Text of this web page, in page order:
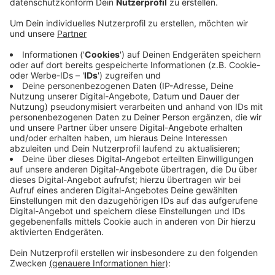
Veröffentlicht:Montag, 22.02.2021 15:49
Anzeige
In Dinslaken verzögern sich die Bauarbeiten auf der B8.
Eigentlich sollte die Baustelle am Lohberger
Entwässerungsgraben am Freitag Geschichte sein. Der
Wintereinbruch in der vorletzten Woche sorgt jetzt
aber dafür, dass die Arbeiten erst am Dienstag fertig
werden - das berichtet Straßen.NRW. Ab dem
Nachmittag soll der Verkehr auf der B8 dann wieder
normal rollen. Auch der Radweg ist dann wieder
durchgehend befahrbar.